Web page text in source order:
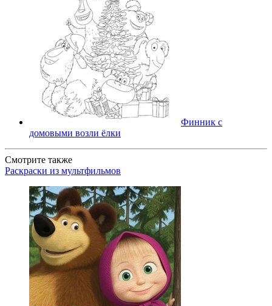
Финник с
домовыми возли ёлки
Смотрите также
Раскраски из мультфильмов